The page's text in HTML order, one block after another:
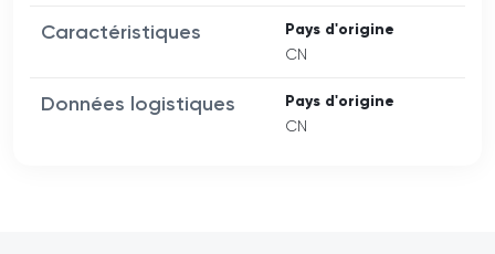
Caractéristiques Pays d'origine
CN
Données logistiques Pays d'origine
CN